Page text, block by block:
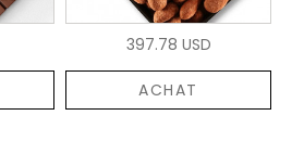
397.78 USD
ACHAT